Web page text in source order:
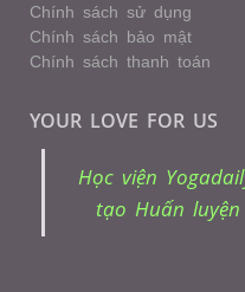
Chính sách sử dụng
Chính sách bảo mật
Chính sách thanh toán
YOUR LOVE FOR US
Học viện
tạo Huấn